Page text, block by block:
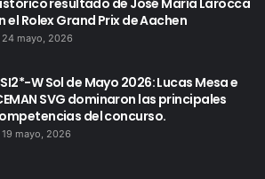
el Rolex Grand Prix de Aachen
24 mayo, 2026
W Sol de Mayo 2026: Lucas Mesa e
SVG dominaron las principales
del concurso.
19 mayo, 2026